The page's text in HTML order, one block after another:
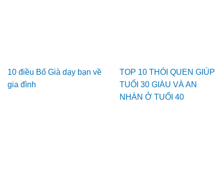
10 điều Bố Già dạy bạn về
gia đình
TOP 10 THÓI QUEN GIÚP
TUỔI 30 GIÀU VÀ AN
NHÀN Ở TUỔI 40